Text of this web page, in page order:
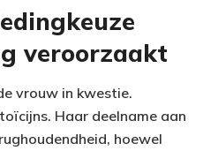
veroorzaakt
vrouw in kwestie.
Haar deelname aan
hoewel